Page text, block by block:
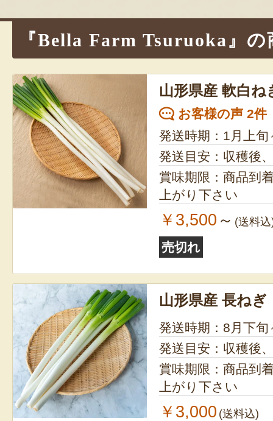
ゲ
シ
ョ
ン
『Bella Farm Tsuruoka』の
山形県産 軟白ね
お客様の声 2件
発送時期：1月上旬
発送目安：収穫後
賞味期限：商品到
上がり下さい
￥3,500 ～ (送料
売切れ
山形県産 長ねぎ
発送時期：8月下旬
発送目安：収穫後
賞味期限：商品到
上がり下さい
￥3,000 (送料込)